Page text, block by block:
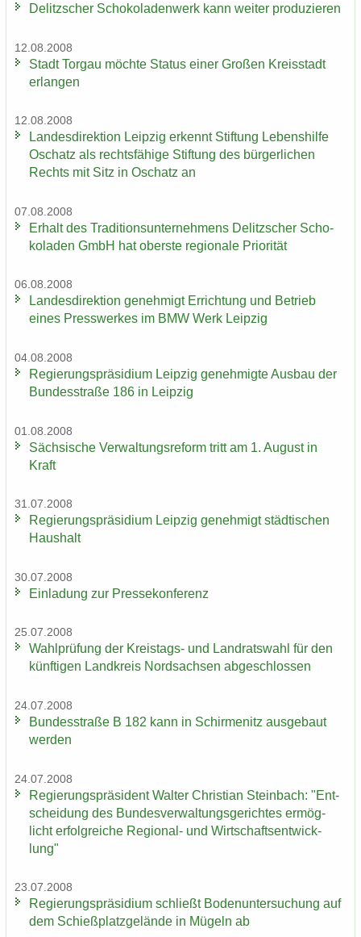
De­litz­scher Scho­ko­la­den­werk kann wei­ter pro­du­zie­ren
12.08.2008
Stadt Tor­gau möch­te Sta­tus einer Gro­ßen Kreis­stadt
er­lan­gen
12.08.2008
Lan­des­di­rek­ti­on Leip­zig er­kennt Stif­tung Le­bens­hil­fe
Oschatz als rechts­fä­hi­ge Stif­tung des bür­ger­li­chen
Rechts mit Sitz in Oschatz an
07.08.2008
Er­halt des Tra­di­ti­ons­un­ter­neh­mens De­litz­scher Scho­
ko­la­den GmbH hat obers­te re­gio­na­le Prio­ri­tät
06.08.2008
Lan­des­di­rek­ti­on ge­neh­migt Er­rich­tung und Be­trieb
eines Press­wer­kes im BMW Werk Leip­zig
04.08.2008
Re­gie­rungs­prä­si­di­um Leip­zig ge­neh­mig­te Aus­bau der
Bun­des­stra­ße 186 in Leip­zig
01.08.2008
Säch­si­sche Ver­wal­tungs­re­form tritt am 1. Au­gust in
Kraft
31.07.2008
Re­gie­rungs­prä­si­di­um Leip­zig ge­neh­migt städ­ti­schen
Haus­halt
30.07.2008
Ein­la­dung zur Pres­se­kon­fe­renz
25.07.2008
Wahl­prü­fung der Kreistags-​ und Land­rats­wahl für den
künf­ti­gen Land­kreis Nord­sach­sen ab­ge­schlos­sen
24.07.2008
Bun­des­stra­ße B 182 kann in Schir­menitz aus­ge­baut
wer­den
24.07.2008
Re­gie­rungs­prä­si­dent Wal­ter Chris­ti­an Stein­bach: "Ent­
schei­dung des Bun­des­ver­wal­tungs­ge­rich­tes er­mög­
licht er­folg­rei­che Regional-​ und Wirt­schafts­ent­wick­
lung"
23.07.2008
Re­gie­rungs­prä­si­di­um schließt Bo­den­un­ter­su­chung auf
dem Schieß­platz­ge­län­de in Mü­geln ab